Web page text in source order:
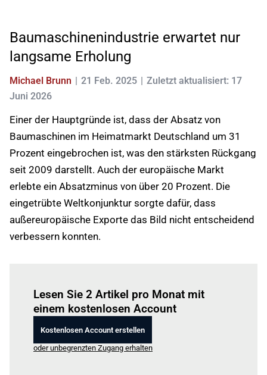
Baumaschinenindustrie erwartet nur
langsame Erholung
Michael Brunn 21 Feb. 2025
Zuletzt aktualisiert: 17
Juni 2026
Einer der Hauptgründe ist, dass der Absatz von
Baumaschinen im Heimatmarkt Deutschland um 31
Prozent eingebrochen ist, was den stärksten Rückgang
seit 2009 darstellt. Auch der europäische Markt
erlebte ein Absatzminus von über 20 Prozent. Die
eingetrübte Weltkonjunktur sorgte dafür, dass
außereuropäische Exporte das Bild nicht entscheidend
verbessern konnten.
Lesen Sie 2 Artikel pro Monat mit
einem kostenlosen Account
Kostenlosen Account erstellen
oder unbegrenzten Zugang erhalten